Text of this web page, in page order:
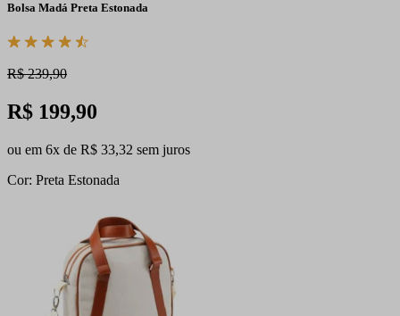
Bolsa Madá Preta Estonada
R$ 239,90
R$ 199,90
ou em 6x de R$ 33,32 sem juros
Cor: Preta Estonada